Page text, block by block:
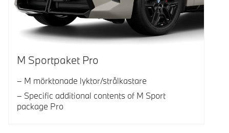
M Sportpaket Pro
M mörktonade lyktor/strålkastare
Specific additional contents of M Sport
package Pro